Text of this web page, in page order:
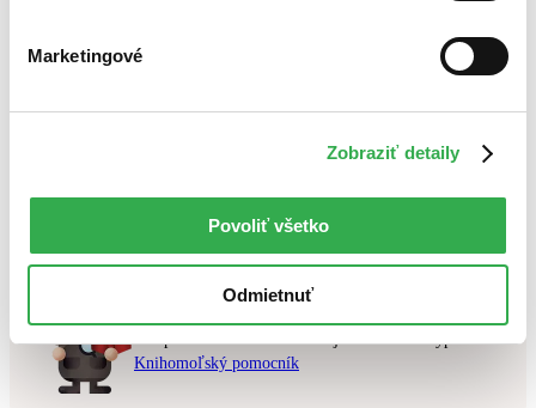
Marketingové
Zobraziť detaily
Povoliť všetko
Odmietnuť
Najlacnejšie
Skúste prosím zmeniť vyhľadávaný výraz.
Knihomoľský pomocník